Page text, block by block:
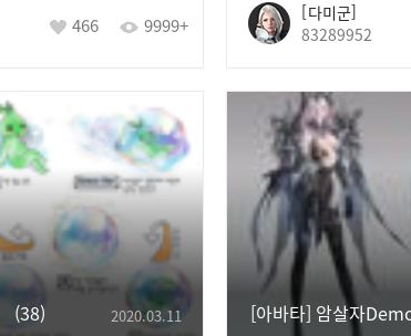
466 9999+
다미군
83289952
38 2020.03.11